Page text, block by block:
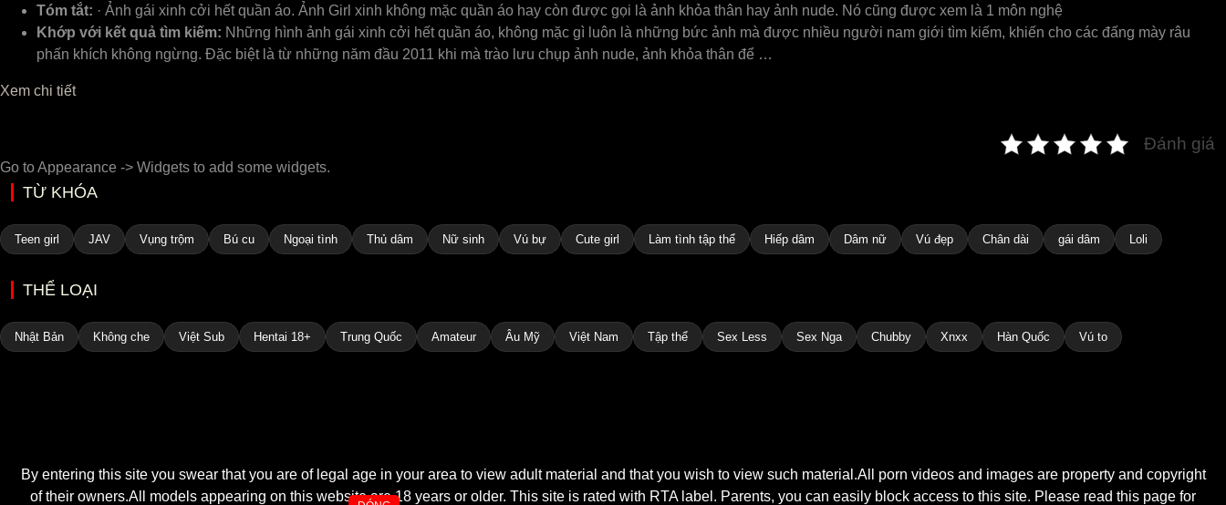
Tóm tắt: · Ảnh gái xinh cởi hết quần áo. Ảnh Girl xinh không mặc quần áo hay còn được gọi là ảnh khỏa thân hay ảnh nude. Nó cũng được xem là 1 môn nghệ
Khớp với kết quả tìm kiếm: Những hình ảnh gái xinh cởi hết quần áo, không mặc gì luôn là những bức ảnh mà được nhiều người nam giới tìm kiếm, khiến cho các đấng mày râu
phấn khích không ngừng. Đặc biệt là từ những năm đầu 2011 khi mà trào lưu chụp ảnh nude, ảnh khỏa thân để …
Xem chi tiết
Đánh giá
Go to Appearance -> Widgets to add some widgets.
TỪ KHÓA
Teen girl JAV Vụng trộm Bú cu Ngoại tình Thủ dâm Nữ sinh Vú bự Cute girl Làm tình tập thể Hiếp dâm Dâm nữ Vú đẹp Chân dài gái dâm Loli
THỂ LOẠI
Nhật Bản Không che Việt Sub Hentai 18+ Trung Quốc Amateur Âu Mỹ Việt Nam Tập thể Sex Less Sex Nga Chubby Xnxx Hàn Quốc Vú to
By entering this site you swear that you are of legal age in your area to view adult material and that you wish to view such material.All porn videos and images are property and copyright
of their owners.All models appearing on this website are 18 years or older. This site is rated with RTA label. Parents, you can easily block access to this site. Please read this page for